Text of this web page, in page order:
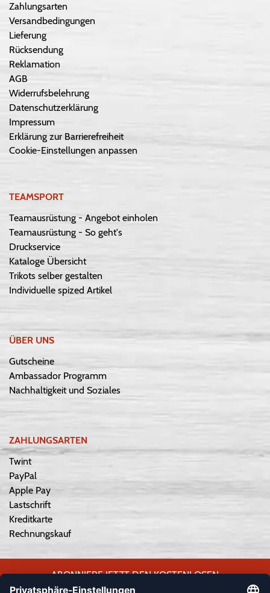
Zahlungsarten
Versandbedingungen
Lieferung
Rücksendung
Reklamation
AGB
Widerrufsbelehrung
Datenschutzerklärung
Impressum
Erklärung zur Barrierefreiheit
Cookie-Einstellungen anpassen
TEAMSPORT
Teamausrüstung - Angebot einholen
Teamausrüstung - So geht's
Druckservice
Kataloge Übersicht
Trikots selber gestalten
Individuelle spized Artikel
ÜBER UNS
Gutscheine
Ambassador Programm
Nachhaltigkeit und Soziales
ZAHLUNGSARTEN
Twint
PayPal
Apple Pay
Lastschrift
Kreditkarte
Rechnungskauf
ABONNIERE JETZT DEN KOSTENLOSEN
WEPLAYVOLLEYBALL-NEWSLETTER UND VERPASSE KEINE